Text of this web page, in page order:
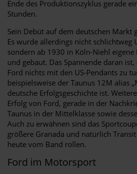
Ende des Produktionszyklus gerade
Stunden.
Sein Debüt auf dem deutschen Markt
Es wurde allerdings nicht schlichtweg
sondern ab 1930 in Köln-Niehl eigene
und gebaut. Das Spannende daran
Ford nichts mit den US-Pendants zu
beispielsweise der Taunus 12M alias
deutsche Erfolgsgeschichte ist.
Erfolg von Ford, gerade in der
Taunus in der Mittelklasse sowie
Auch zu erwähnen sind das
größere Granada und natürlich
heute vom Band rollen.
Ford im Motorsport